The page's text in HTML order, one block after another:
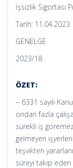
İşsizlik Sigortası
Tarih: 11.04.2023
GENELGE
2023/18
ÖZET:
− 6331 sayılı
ondan fazla
sürekli iş
gelmeyen
teşvikten
süreyi takip eden